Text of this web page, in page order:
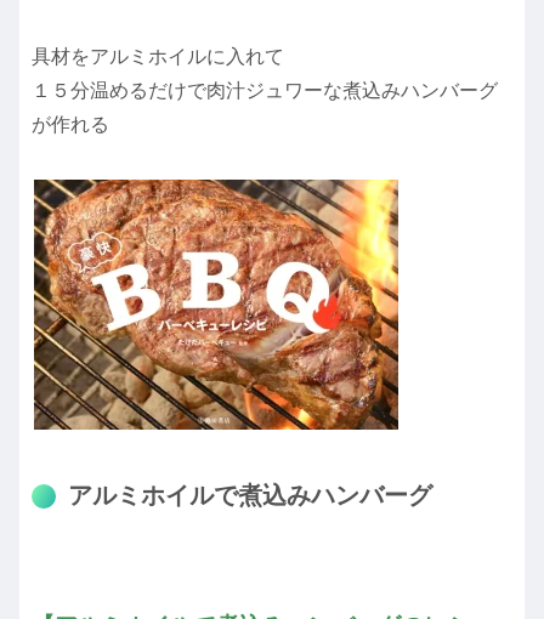
具材をアルミホイルに入れて
１５分温めるだけで肉汁ジュワーな煮込みハンバーグ
が作れる
アルミホイルで煮込みハンバーグ